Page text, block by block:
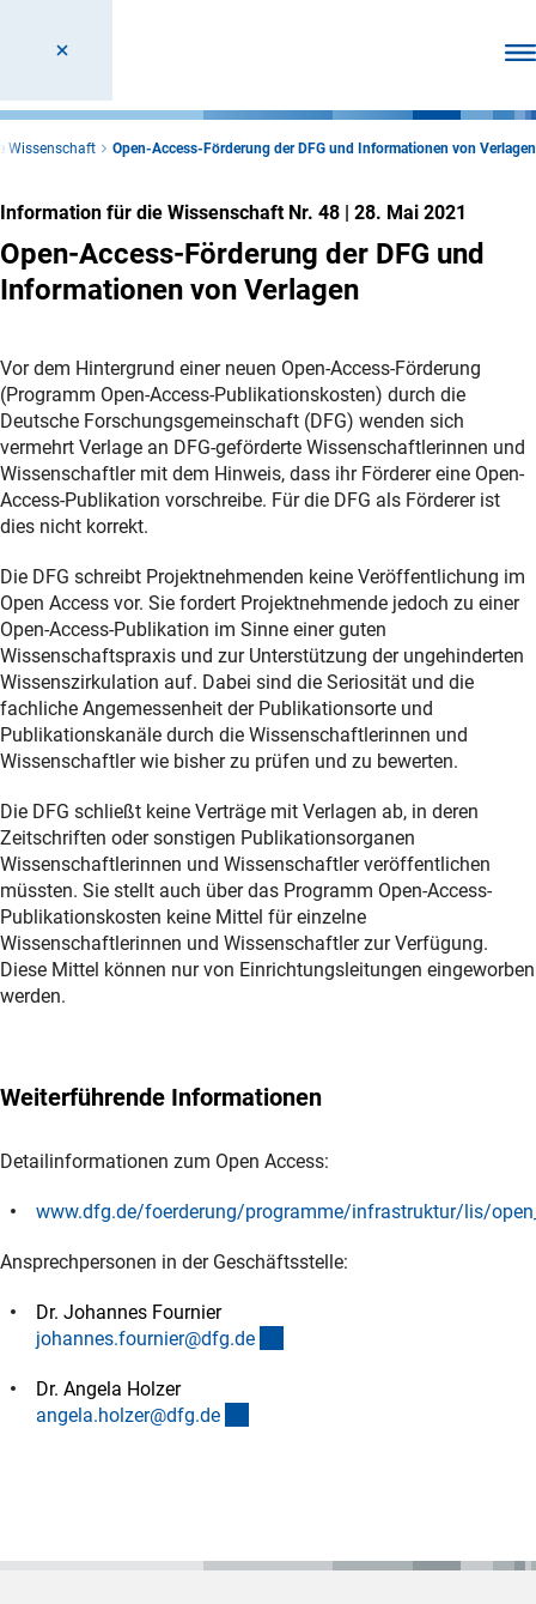
Wissenschaft Open-Access-Förderung der DFG und Informationen von Verlagen
Information für die Wissenschaft Nr. 48 | 28. Mai 2021
Open-Access-Förderung der DFG und
Informationen von Verlagen
Vor dem Hintergrund einer neuen Open-Access-Förderung
(Programm Open-Access-Publikationskosten) durch die
Deutsche Forschungsgemeinschaft (DFG) wenden sich
vermehrt Verlage an DFG-geförderte Wissenschaftlerinnen und
Wissenschaftler mit dem Hinweis, dass ihr Förderer eine Open-
Access-Publikation vorschreibe. Für die DFG als Förderer ist
dies nicht korrekt.
Die DFG schreibt Projektnehmenden keine Veröffentlichung im
Open Access vor. Sie fordert Projektnehmende jedoch zu einer
Open-Access-Publikation im Sinne einer guten
Wissenschaftspraxis und zur Unterstützung der ungehinderten
Wissenszirkulation auf. Dabei sind die Seriosität und die
fachliche Angemessenheit der Publikationsorte und
Publikationskanäle durch die Wissenschaftlerinnen und
Wissenschaftler wie bisher zu prüfen und zu bewerten.
Die DFG schließt keine Verträge mit Verlagen ab, in deren
Zeitschriften oder sonstigen Publikationsorganen
Wissenschaftlerinnen und Wissenschaftler veröffentlichen
müssten. Sie stellt auch über das Programm Open-Access-
Publikationskosten keine Mittel für einzelne
Wissenschaftlerinnen und Wissenschaftler zur Verfügung.
Diese Mittel können nur von Einrichtungsleitungen eingeworben
werden.
Weiterführende Informationen
Detailinformationen zum Open Access:
www.dfg.de/foerderung/programme/infrastruktur/lis/
Ansprechpersonen in der Geschäftsstelle:
Dr. Johannes Fournier
johannes.fournier@dfg.de
Dr. Angela Holzer
angela.holzer@dfg.de